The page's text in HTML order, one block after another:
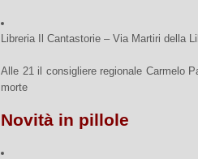
Libreria Il Cantastorie – Via Martiri della
Alle 21 il consigliere regionale Carmelo
morte
Novità in pillole